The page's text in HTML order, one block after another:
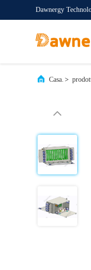
Dawnergy
Casa. >